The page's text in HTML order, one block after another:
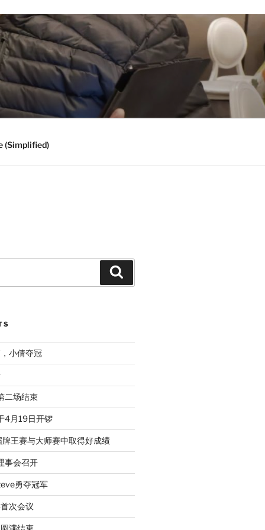
(Simplified)
小倩夺冠
二场结束
4月19日开锣
王赛与大师赛中取得好成绩
事会召开
勇夺冠军
次会议
满结束